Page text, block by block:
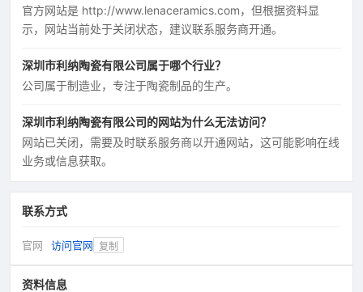
官方网站是 http://www.lenaceramics.com，但根据资料显
示，网站当前处于关闭状态，建议联系服务商开通。
深圳市利纳陶瓷有限公司属于哪个行业？
公司属于制造业，专注于陶瓷制品的生产。
深圳市利纳陶瓷有限公司的网站为什么无法访问？
网站已关闭，需要及时联系服务商以开通网站，这可能影响在线
业务或信息获取。
联系方式
官网 访问官网 复制
资料信息